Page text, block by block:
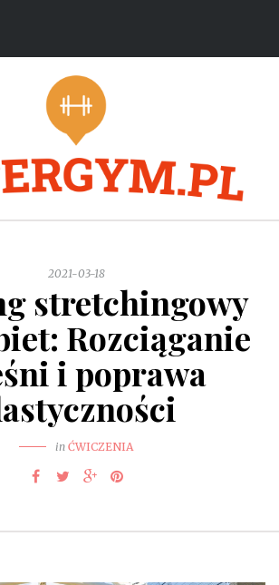
2021-03-18
stretchingowy
Rozciąganie
i poprawa
in ĆWICZENIA